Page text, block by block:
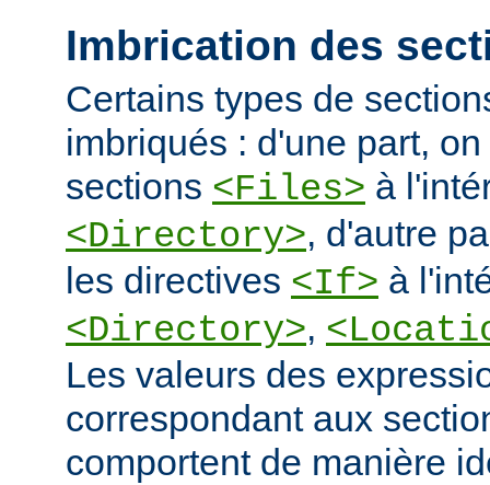
Imbrication des
Certains types de
imbriqués : d'une part,
sections <Files> à
<Directory>, d'autre
les directives <If> à
<Directory>,
Les valeurs des
correspondant aux
comportent de manière